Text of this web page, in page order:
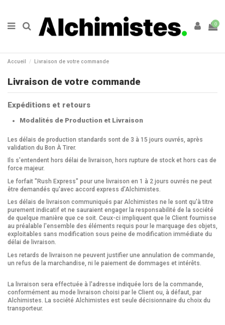
0
Accueil Livraison de votre commande
Livraison de votre commande
Expéditions et retours
Modalités de Production et Livraison
Les délais de production standards sont de 3 à 15 jours ouvrés, après
validation du Bon À Tirer.
Ils s'entendent hors délai de livraison, hors rupture de stock et hors cas de
force majeur.
Le forfait "Rush Express" pour une livraison en 1 à 2 jours ouvrés ne peut
être demandés qu'avec accord express d'Alchimistes.
Les délais de livraison communiqués par Alchimistes ne le sont qu'à titre
purement indicatif et ne sauraient engager la responsabilité de la société
de quelque manière que ce soit. Ceux-ci impliquent que le Client fournisse
au préalable l'ensemble des éléments requis pour le marquage des objets,
exploitables sans modification sous peine de modification immédiate du
délai de livraison.
Les retards de livraison ne peuvent justifier une annulation de commande,
un refus de la marchandise, ni le paiement de dommages et intérêts.
La livraison sera effectuée à l'adresse indiquée lors de la commande,
conformément au mode livraison choisi par le Client ou, à défaut, par
Alchimistes. La société Alchimistes est seule décisionnaire du choix du
transporteur.